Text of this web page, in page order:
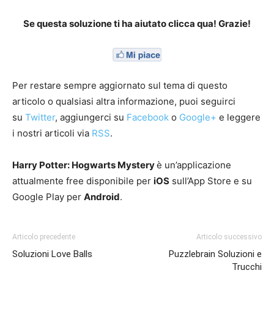
Se questa soluzione ti ha aiutato clicca qua! Grazie!
Per restare sempre aggiornato sul tema di questo
articolo o qualsiasi altra informazione, puoi seguirci
su Twitter, aggiungerci su Facebook o Google+ e leggere
i nostri articoli via RSS.
Harry Potter: Hogwarts Mysteryè un’applicazione
attualmente free disponibile per iOS sull’App Store e su
Google Play per Android.
Articolo precedente
Soluzioni Love Balls
Articolo successivo
Puzzlebrain Soluzioni e
Trucchi